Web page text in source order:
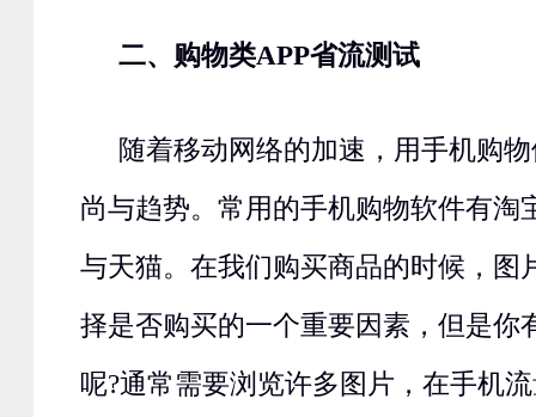
二、购物类APP省流测试
随着移动网络的加速，用手机购
尚与趋势。常用的手机购物软件有淘
与天猫。在我们购买商品的时候，图
择是否购买的一个重要因素，但是你
呢?通常需要浏览许多图片，在手机